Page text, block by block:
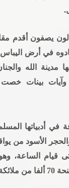
يصفون أقدم
في أرض
الله
بينات خصت
في أدبياتها
الأسود من
قيام الساعة، وهو